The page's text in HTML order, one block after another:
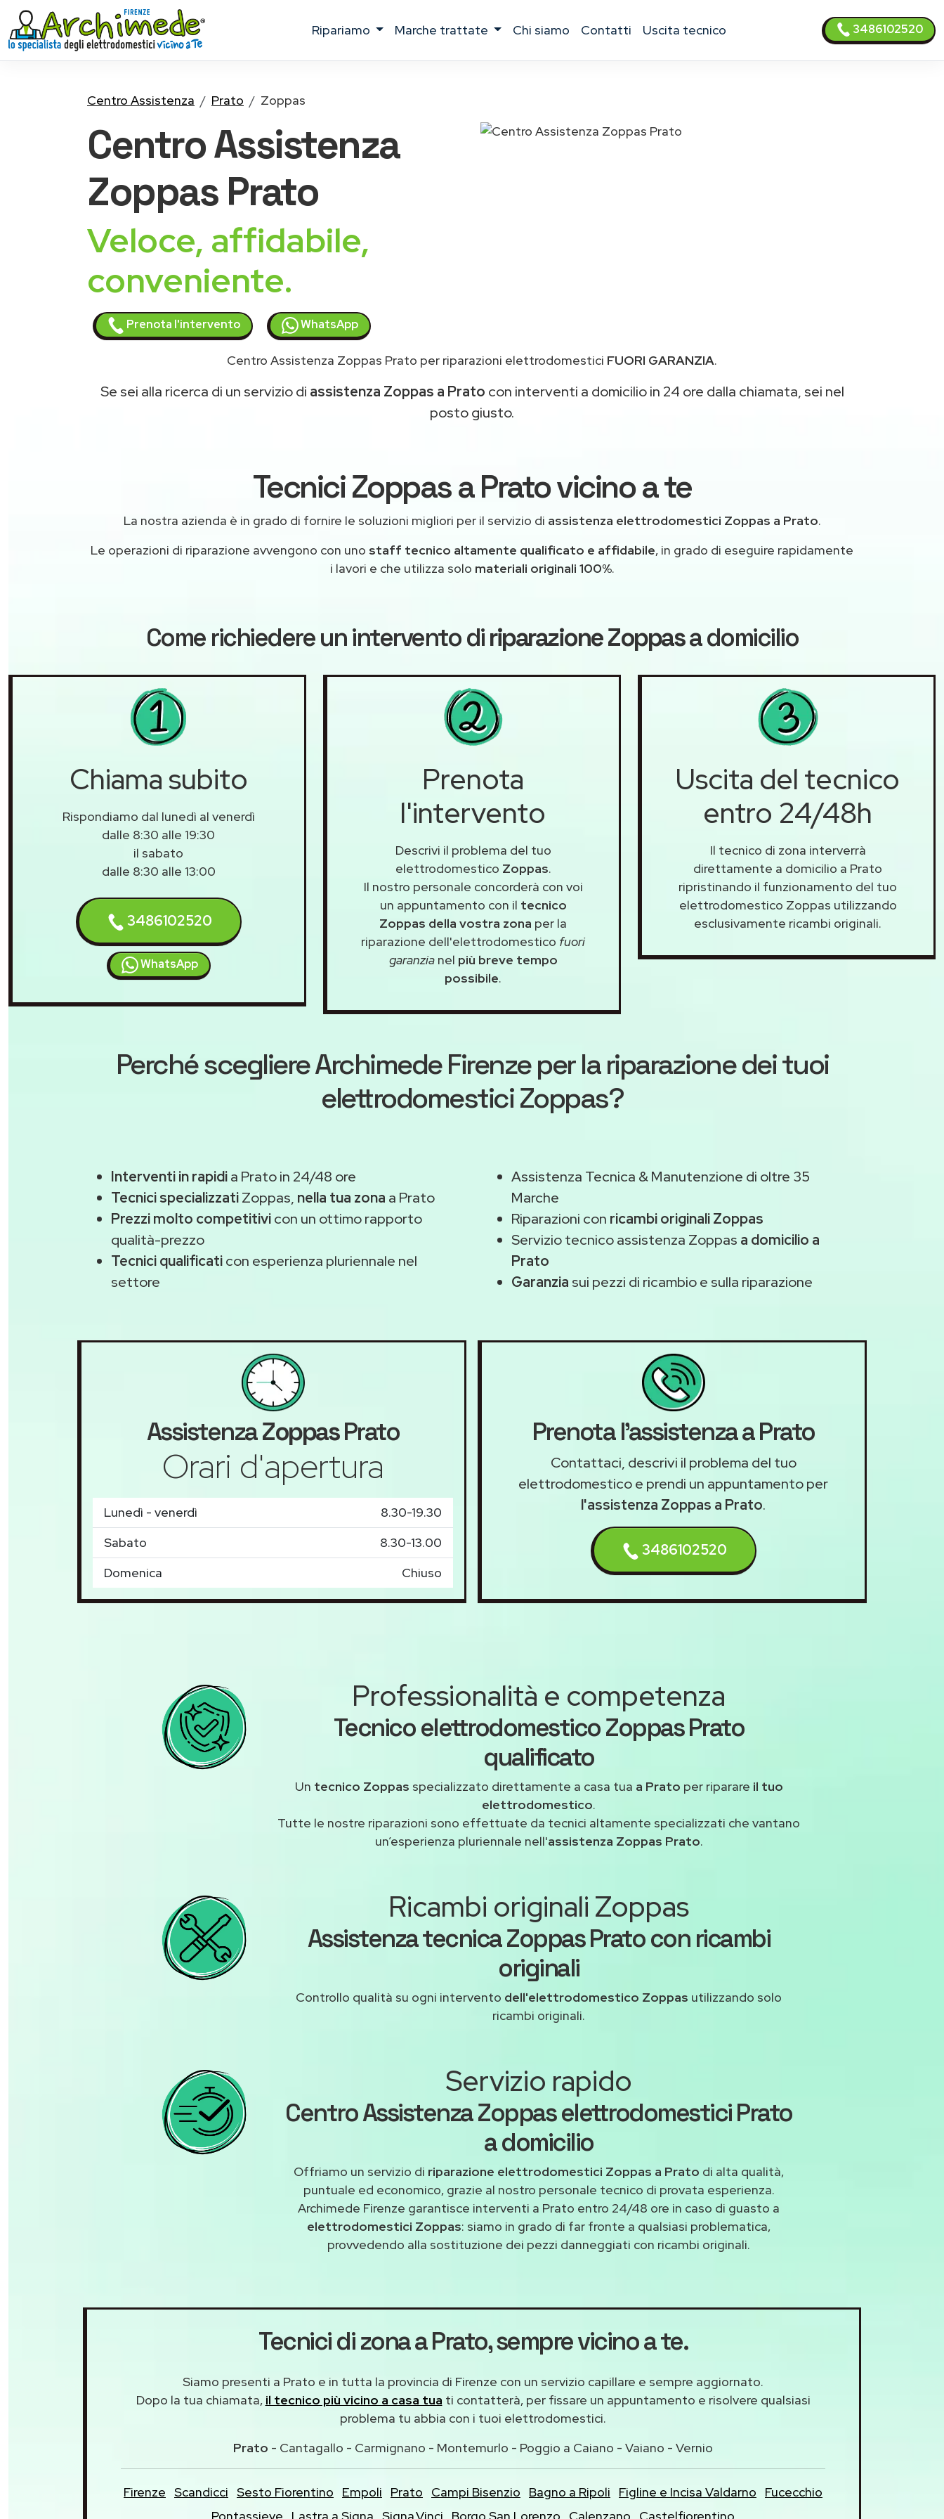
ripariamo marche trattate chi siamo contatti uscita tecnico 3486102520
Centro Assistenza Prato Zoppas
Centro Assistenza
ZoppasPrato
Veloce, affidabile,
conveniente.
Prenota l'intervento WhatsApp
Centro Assistenza Zoppas Prato per riparazioni elettrodomestici FUORI GARANZIA.
Se sei alla ricerca di un servizio di assistenza Zoppas a Prato con interventi a domicilio in 24 ore dalla chiamata, sei nel
posto giusto.
Tecnici Zoppas a Prato vicino a te
La nostra azienda è in grado di fornire le soluzioni migliori per il servizio di assistenza elettrodomestici Zoppas a Prato.
Le operazioni di riparazione avvengono con uno staff tecnico altamente qualificato e affidabile, in grado di eseguire rapidamente
i lavori e che utilizza solo materiali originali 100%.
Come richiedere un intervento diriparazione Zoppasa domicilio
Chiama subito
Rispondiamo dal lunedì al venerdì
dalle 8:30 alle 19:30
il sabato
dalle 8:30 alle 13:00
3486102520
WhatsApp
Prenota
l'intervento
Descrivi il problema del tuo
elettrodomestico Zoppas.
Il nostro personale concorderà con voi
un appuntamento con il tecnico
Zoppas della vostra zona per la
riparazione dell'elettrodomestico fuori
garanzianel più breve tempo
possibile.
Uscita del tecnico
entro 24/48h
Il tecnico di zona interverrà
direttamente a domicilio a Prato
ripristinando il funzionamento del tuo
elettrodomestico Zoppas utilizzando
esclusivamente ricambi originali.
Perché scegliereArchimede Firenzeper la riparazione dei tuoi
elettrodomestici Zoppas?
Interventi in rapidia Prato in 24/48 ore
Tecnici specializzatiZoppas, nella tua zona a Prato
Prezzi molto competitivicon un ottimo rapporto
qualità-prezzo
Tecnici qualificaticon esperienza pluriennale nel
settore
Assistenza Tecnica & Manutenzione di oltre 35
Marche
Riparazioni con ricambi originali Zoppas
Servizio tecnico assistenza Zoppas a domicilio a
Prato
Garanzia sui pezzi di ricambio e sulla riparazione
AssistenzaZoppasPrato
Orari d'apertura
Lunedì - venerdì
8.30-19.30
Sabato
8.30-13.00
Domenica
Chiuso
Prenota l'assistenza a Prato
Contattaci, descrivi il problema del tuo
elettrodomestico e prendi un appuntamento per
l'assistenza Zoppas a Prato.
3486102520
Professionalità e competenza
Tecnico elettrodomestico Zoppas Prato
qualificato
Un tecnico Zoppas specializzato direttamente a casa tua a Prato per riparare il tuo
elettrodomestico.
Tutte le nostre riparazioni sono effettuate da tecnici altamente specializzati che vantano
un’esperienza pluriennale nell'assistenza Zoppas Prato.
Ricambi originali Zoppas
Assistenza tecnica Zoppas Prato con ricambi
originali
Controllo qualità su ogni intervento dell'elettrodomestico Zoppas utilizzando solo
ricambi originali.
Servizio rapido
Centro Assistenza Zoppas elettrodomestici Prato
a domicilio
Offriamo un servizio di riparazione elettrodomestici Zoppas a Prato di alta qualità,
puntuale ed economico, grazie al nostro personale tecnico di provata esperienza.
Archimede Firenze garantisce interventi a Prato entro 24/48 ore in caso di guasto a
elettrodomestici Zoppas: siamo in grado di far fronte a qualsiasi problematica,
provvedendo alla sostituzione dei pezzi danneggiati con ricambi originali.
Tecnici di zona a Prato, sempre vicino a te.
Siamo presenti a Prato e in tutta la provincia di Firenze con un servizio capillare e sempre aggiornato.
Dopo la tua chiamata, il tecnico più vicino a casa tua ti contatterà, per fissare un appuntamento e risolvere qualsiasi
problema tu abbia con i tuoi elettrodomestici.
Prato - Cantagallo - Carmignano - Montemurlo - Poggio a Caiano - Vaiano - Vernio
Firenze Scandicci Sesto Fiorentino Empoli Prato Campi Bisenzio Bagno a Ripoli Figline e Incisa Valdarno
Fucecchio
Pontassieve
Lastra a Signa Signa,Vinci Borgo San Lorenzo Calenzano Castelfiorentino